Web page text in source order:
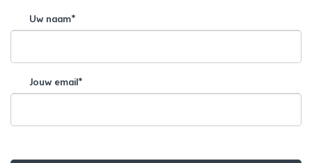
Uw naam*
Jouw email*